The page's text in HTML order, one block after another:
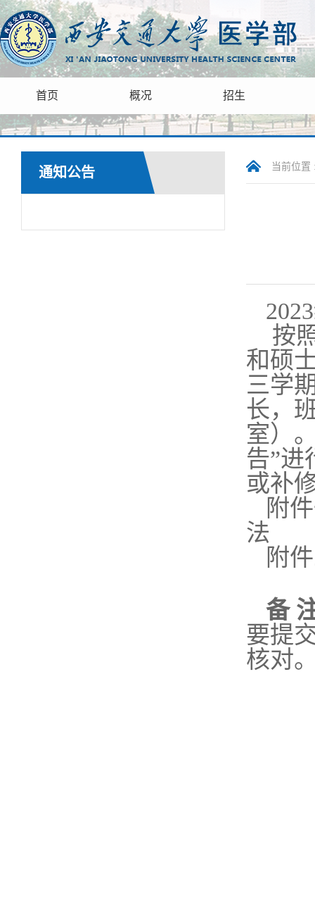
首页 概况 招生
通知公告 当前位
2023
按
和硕
三学
长，
室）
告”进
或补
附
法
附
备
要提
核对